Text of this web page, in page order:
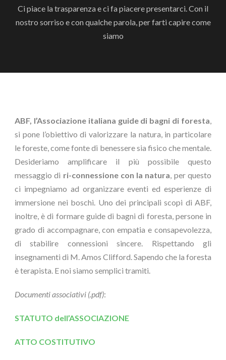
Ci piace la trasparenza e ci fa piacere presentarci. Con il
nostro sorriso e con qualche parola, per farti capire come
siamo
ABF, l’Associazione italiana guide di bagni di foresta,
si pone l’obiettivo di valorizzare la natura, in particolare
le foreste, come fonte di benessere sia fisico che mentale.
Desideriamo amplificare il più possibile questo
messaggio di ri-connessione con la natura, per questo
ci impegniamo ad organizzare eventi ed esperienze di
immersione nei boschi. Uno dei principali scopi di ABF,
inoltre, è di formare guide di bagni di foresta, persone in
grado di accompagnare, con empatia e consapevolezza,
di stabilire connessioni sincere. Rispettando gli
insegnamenti di M. Amos Clifford. Sapendo che la foresta
è terapista. E noi siamo semplici tramiti.
Documenti associativi (.pdf):
STATUTO dell’ASSOCIAZIONE
ATTO COSTITUTIVO